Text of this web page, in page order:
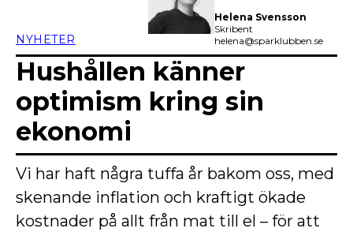
NYHETER
Helena Svensson
Skribent
helena@sparklubben.se
Hushållen känner
optimism kring sin
ekonomi
Vi har haft några tuffa år bakom oss, med
skenande inflation och kraftigt ökade
kostnader på allt från mat till el – för att